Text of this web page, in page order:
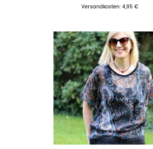
Versandkosten: 4,95 €